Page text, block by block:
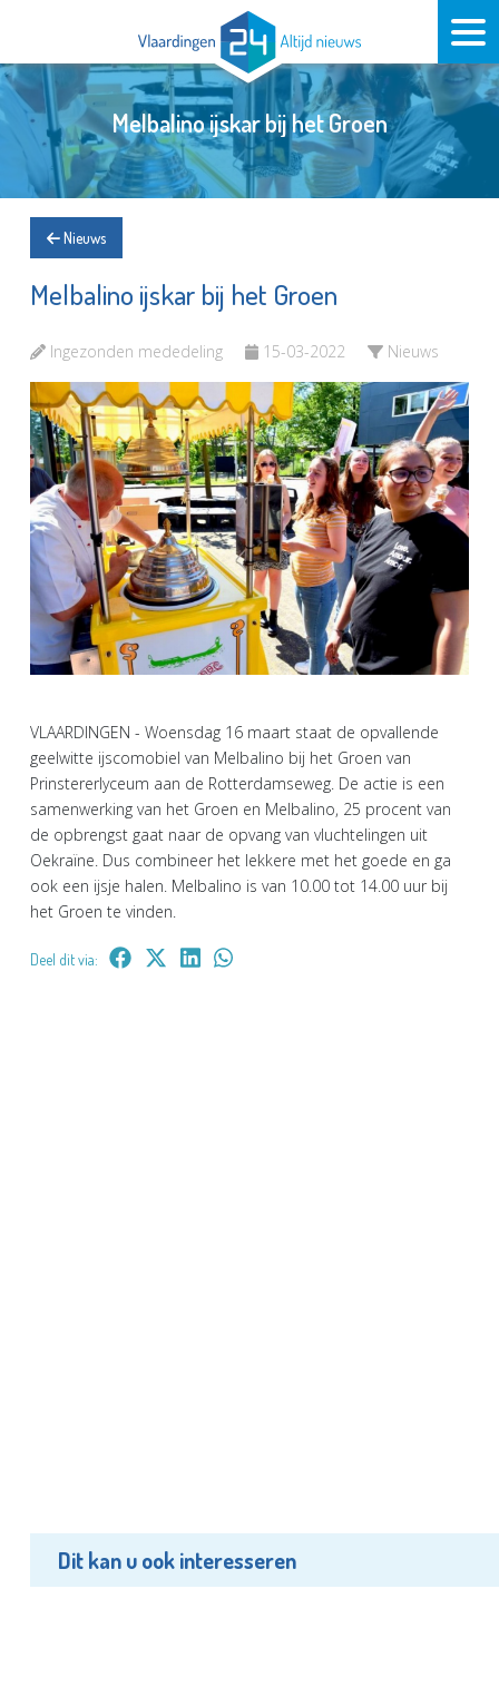
Melbalino ijskar bij het Groen
Nieuws
Melbalino ijskar bij het Groen
Ingezonden mededeling 15-03-2022 Nieuws
VLAARDINGEN - Woensdag 16 maart staat de opvallende
geelwitte ijscomobiel van Melbalino bij het Groen van
Prinstererlyceum aan de Rotterdamseweg. De actie is een
samenwerking van het Groen en Melbalino, 25 procent van
de opbrengst gaat naar de opvang van vluchtelingen uit
Oekraïne. Dus combineer het lekkere met het goede en ga
ook een ijsje halen. Melbalino is van 10.00 tot 14.00 uur bij
het Groen te vinden.
Deel dit via:
Dit kan u ook interesseren